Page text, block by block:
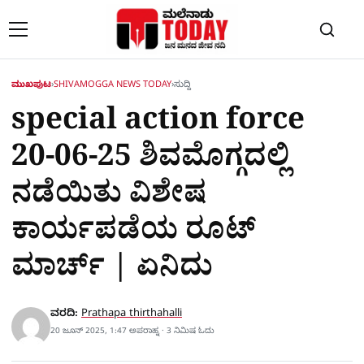
ಮುಖಪುಟ›SHIVAMOGGA NEWS TODAY›ಸುದ್ದಿ
special action force
20-06-25 ಶಿವಮೊಗ್ಗದಲ್ಲಿ
ನಡೆಯಿತು ವಿಶೇಷ
ಕಾರ್ಯಪಡೆಯ ರೂಟ್​
ಮಾರ್ಚ್​ | ಏನಿದು
ವರದಿ: Prathapa thirthahalli
20 ಜೂನ್ 2025, 1:47 ಅಪರಾಹ್ನ · 3 ನಿಮಿಷ ಓದು